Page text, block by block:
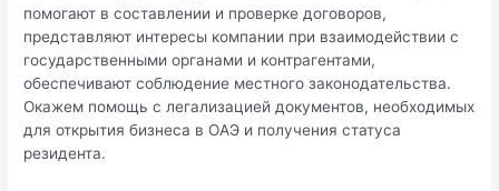
помогают в составлении и проверке договоров,
представляют интересы компании при взаимодействии с
государственными органами и контрагентами,
обеспечивают соблюдение местного законодательства.
Окажем помощь с легализацией документов, необходимых
для открытия бизнеса в ОАЭ и получения статуса
резидента.